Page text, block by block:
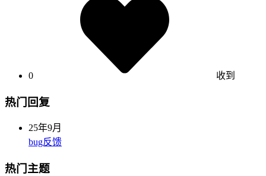
0 收到
热门回复
25年9月
bug反馈
热门主题